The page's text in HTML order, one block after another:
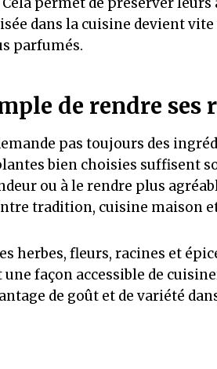
dans la cuisine devient
parfumés.
de rendre ses
pas toujours des
bien choisies suffisent
ou à le rendre plus
tradition, cuisine maison
herbes, fleurs, racines et
une façon accessible de
de goût et de variété